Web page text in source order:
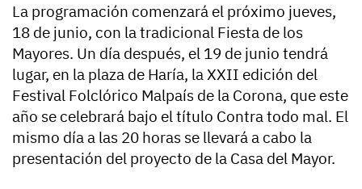
La programación comenzará el próximo jueves,
18 de junio, con la tradicional Fiesta de los
Mayores. Un día después, el 19 de junio tendrá
lugar, en la plaza de Haría, la XXII edición del
Festival Folclórico Malpaís de la Corona, que este
año se celebrará bajo el título Contra todo mal. El
mismo día a las 20 horas se llevará a cabo la
presentación del proyecto de la Casa del Mayor.